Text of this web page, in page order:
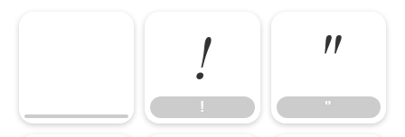
!
!
"
"